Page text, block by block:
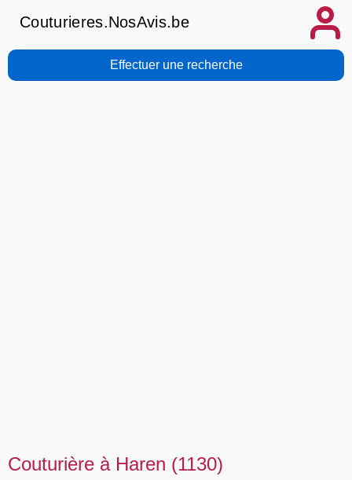
Couturieres.NosAvis.be
Effectuer une recherche
Couturière à Haren (1130)